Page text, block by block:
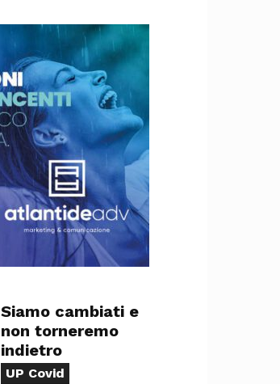
Siamo cambiati e
non torneremo
indietro
UP Covid